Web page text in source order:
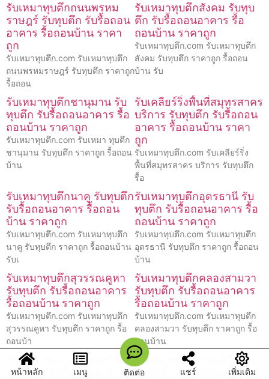
รับเหมาทุบตึกถนนพรหม
ราษฎร์ รับทุบตึก รับรื้อถอน
อาคาร รื้อถอนบ้าน ราคา
ถูก
รับเหมาทุบตึก.com รับเหมาทุบตึก
ถนนพรหมราษฎร์ รับทุบตึก ราคาถูก
รื้อถอน
รับเหมาทุบตึกสังคม รับทุบ
ตึก รับรื้อถอนอาคาร รื้อ
ถอนบ้าน ราคาถูก
รับเหมาทุบตึก.com รับเหมาทุบตึก
สังคม รับทุบตึก ราคาถูก รื้อถอน
บ้าน รับ
รับเหมาทุบตึกชานุมาน รับ
ทุบตึก รับรื้อถอนอาคาร รื้อ
ถอนบ้าน ราคาถูก
รับเหมาทุบตึก.com รับเหมา ทุบตึก
ชานุมาน รับทุบตึก ราคาถูก รื้อถอน
บ้าน
รับเคลียร์ริ่งพื้นที่สมุทรสาคร
บริการ รับทุบตึก รับรื้อถอน
อาคาร รื้อถอนบ้าน ราคา
ถูก
รับเหมาทุบตึก.com รับเคลียร์ริ่ง
พื้นที่สมุทรสาคร บริการ รับทุบตึก
รื้อ
รับเหมาทุบตึกนาคู รับทุบตึก
รับรื้อถอนอาคาร รื้อถอน
บ้าน ราคาถูก
รับเหมาทุบตึก.com รับเหมาทุบตึก
นาคู รับทุบตึก ราคาถูก รื้อถอนบ้าน
รับเ
รับเหมาทุบตึกอุดรธานี รับ
ทุบตึก รับรื้อถอนอาคาร รื้อ
ถอนบ้าน ราคาถูก
รับเหมาทุบตึก.com รับเหมาทุบตึก
อุดรธานี รับทุบตึก ราคาถูก รื้อถอน
บ้าน
รับเหมาทุบตึกสุวรรณคูหา
รับทุบตึก รับรื้อถอนอาคาร
รื้อถอนบ้าน ราคาถูก
รับเหมาทุบตึก.com รับเหมาทุบตึก
สุวรรณคูหา รับทุบตึก ราคาถูก รื้อ
ถอนบ้า
รับเหมาทุบตึกคลองสามวา
รับทุบตึก รับรื้อถอนอาคาร
รื้อถอนบ้าน ราคาถูก
รับเหมาทุบตึก.com รับเหมาทุบตึก
คลองสามวา รับทุบตึก ราคาถูก รื้อ
ถอนบ้าน
รับเหมาทุบตึกเขวาสินรินทร์
รับทุบตึก รับรื้อถอนอาคาร
รับเหมาทุบตึกถนนศรีเวียง
รับทุบตึก รับรื้อถอนอาคาร
หน้าหลัก เมนู ติดต่อ แชร์ เพิ่มเติม